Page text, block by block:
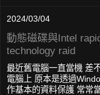
2024/03/04
動態磁碟與Intel
technology raid
最近舊電腦一直當機 差
電腦上 原本是透過
作基本的資料保護 常常